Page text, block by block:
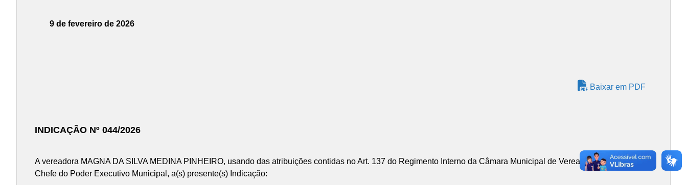
9 de fevereiro de 2026
Baixar em PDF
INDICAÇÃO Nº 044/2026
A vereadora MAGNA DA SILVA MEDINA PINHEIRO, usando das atribuições contidas no Art. 137 do Regimento Interno da Câmara Municipal de Vereadores, INDICA ao
Chefe do Poder Executivo Municipal, a(s) presente(s) Indicação: